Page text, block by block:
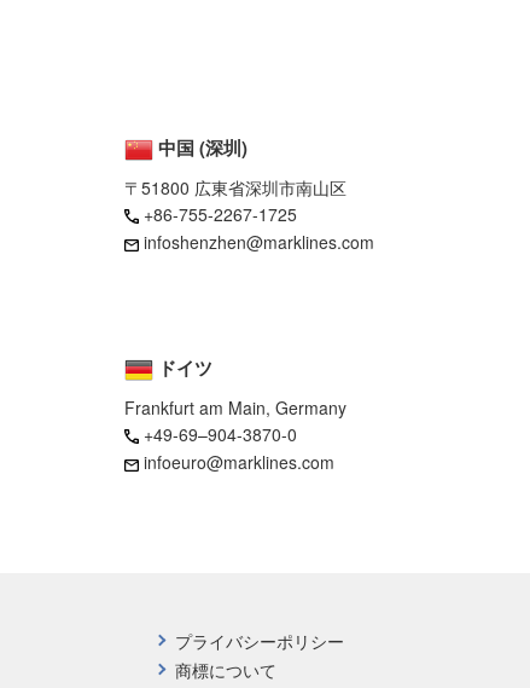
ドイツ
Frankfurt am Main, Germany
+49-69–904-3870-0
infoeuro@marklines.com
中国 (深圳)
〒51800 広東省深圳市南山区
+86-755-2267-1725
infoshenzhen@marklines.com
プライバシーポリシー
商標について